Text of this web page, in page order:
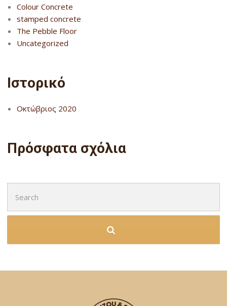
Colour Concrete
stamped concrete
The Pebble Floor
Uncategorized
Ιστορικό
Οκτώβριος 2020
Πρόσφατα σχόλια
for: